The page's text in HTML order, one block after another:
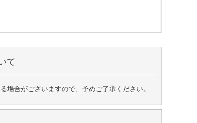
て
場合がございますので、予めご了承ください。